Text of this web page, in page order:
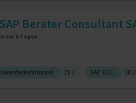
Berater Consultant
vor 6 Tagen
19 J. SAP ECC 18 J.